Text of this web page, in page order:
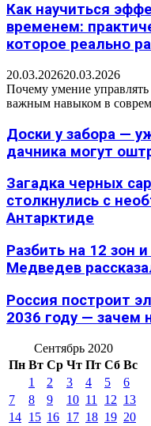
Как научиться
временем:
которое реально
20.03.202620.03.2026
Почему умение
важным навыком в
Доски у забора —
дачника могут
Загадка черных
столкнулись с
Антарктиде
Разбить на 12 зон
Медведев
Россия построит
2036 году — зачем
Сентябрь 2020
Пн Вт Ср Чт Пт Сб Вс
1
2 3 4 5
6
7
8 9 10 11 12 13
14 15 16 17 18 19 20